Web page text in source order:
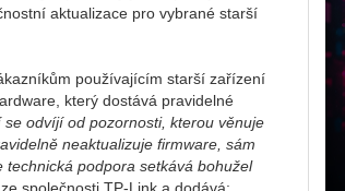
aktualizace pro vybrané starší
používajícím starší zařízení
který dostává pravidelné
odvíjí od pozornosti, kterou věnuje
neaktualizuje firmware, sám
podpora setkává bohužel